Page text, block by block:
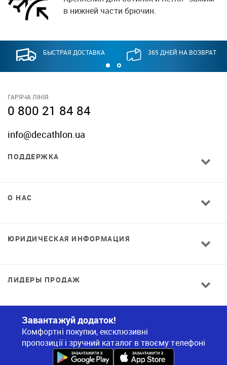
в нижней части брючин.
БЫСТРАЯ ДОСТАВКА 365 ДНЕЙ НА ВОЗВРАТ
ГАРЯЧА ЛІНІЯ
0 800 21 84 84
info@decathlon.ua
ПОДДЕРЖКА
О НАС
ЮРИДИЧЕСКАЯ ИНФОРМАЦИЯ
ЛИДЕРЫ ПРОДАЖ
Завантажуй додаток!
Комфортні покупки, ексклюзивні
пропозиції і зручний каталог в твоєму телефоні